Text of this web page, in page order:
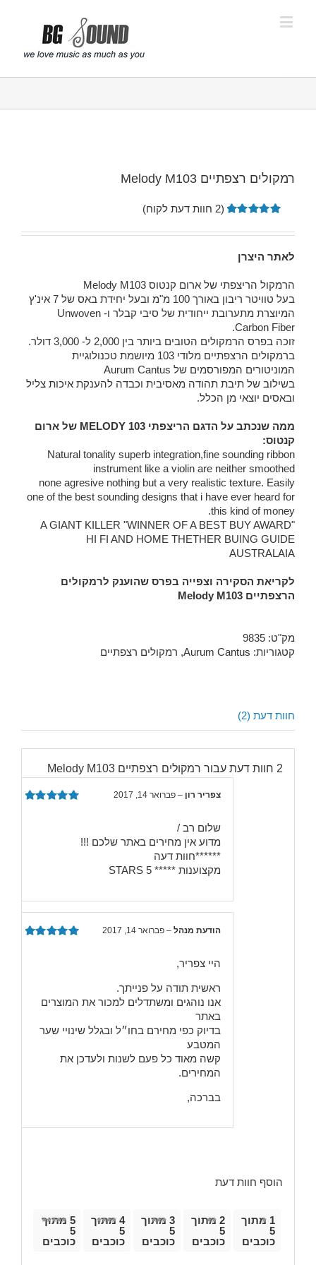
רמקולים רצפתיים Melody M103
5.00מתוך
על דירוגים
(
2 חוות דעת לקוח)
לאתר היצרן
הרמקול הריצפתי של ארום קנטוס Melody M103
בעל טוויטר ריבון באורך 100 מ"מ ובעל יחידת באס של 7 אינ'ץ
המיוצרת מתערובת ייחודית של סיבי קבלר ו- Unwoven
Carbon Fiber.
זוכה בפרס הרמקולים הטובים ביותר בין 2,000 ל- 3,000 דולר.
ברמקולים הרצפתיים מלודי 103 מיושמת טכנולוגיית
המוניטורים המפורסמים של Aurum Cantus
בשילוב של תיבת תהודה מאסיבית וכבדה להענקת איכות צליל
ובאסים יוצאי מן הכלל.
ממה שנכתב על הדגם הריצפתי MELODY 103 של ארום
קנטוס:
Natural tonality superb integration,fine sounding ribbon
instrument like a violin are neither smoothed
none agresive nothing but a very realistic texture. Easily
one of the best sounding designs that i have ever heard for
this kind of money.
"A GIANT KILLER "WINNER OF A BEST BUY AWARD
HI FI AND HOME THETHER BUING GUIDE
AUSTRALAIA
לקריאת הסקירה וצפייה בפרס שהוענק לרמקולים
הרצפתיים Melody M103
מק"ט: 9835
קטגוריות: Aurum Cantus
, רמקולים רצפתיים
חוות דעת (2)
2 חוות דעת עבור רמקולים רצפתיים Melody M103
צפריר רון– פברואר 14, 2017
שלום רב /
מדוע אין מחירים באתר שלכם !!!
******חוות דעה
מקצוענות ***** 5 STARS
הודעת מנהל– פברואר 14, 2017
היי צפריר,
ראשית תודה על פנייתך.
אנו נוהגים ומשתדלים למכור את המוצרים
באתר
בדיוק כפי מחירם בחו״ל ובגלל שינויי שער
המטבע
קשה מאוד כל פעם לשנות ולעדכן את
המחירים.
בברכה,
הוסף חוות דעת
1 מתוך
5
כוכבים
2 מתוך
5
כוכבים
3 מתוך
5
כוכבים
4 מתוך
5
כוכבים
5 מתוך
5
כוכבים